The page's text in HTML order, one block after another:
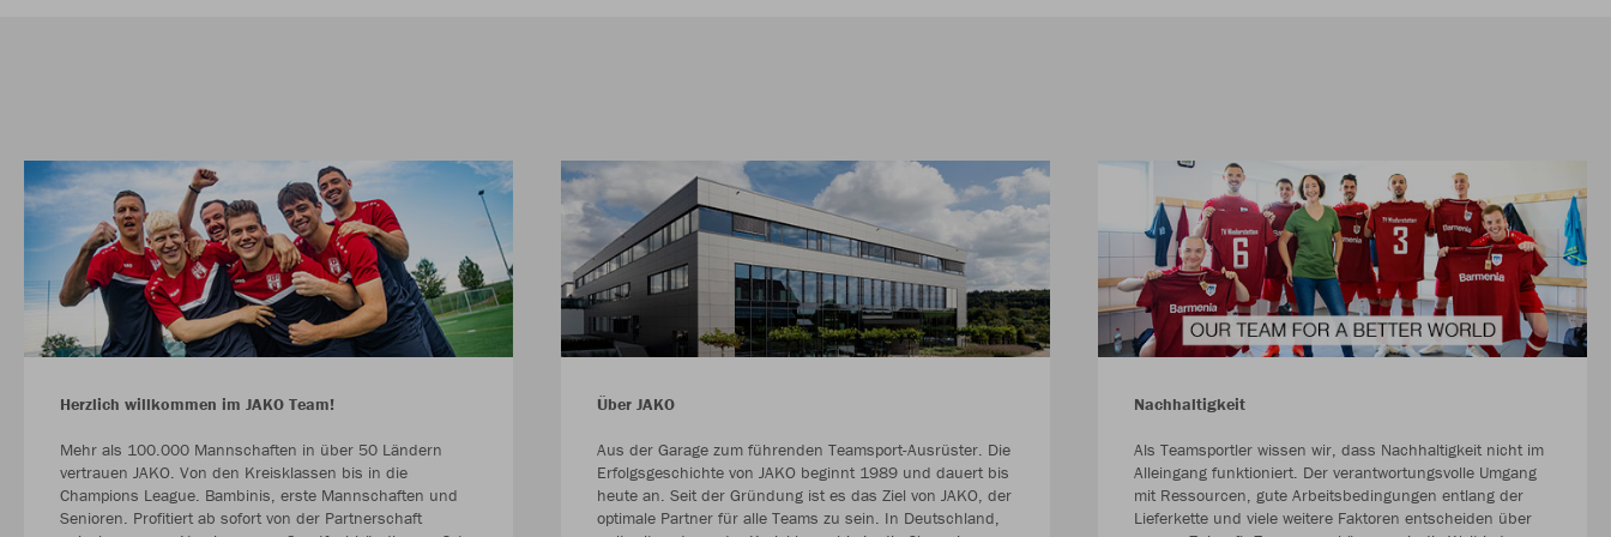
Herzlich willkommen im JAKO Team!
Mehr als 100.000 Mannschaften in über 50 Ländern
vertrauen JAKO. Von den Kreisklassen bis in die
Champions League. Bambinis, erste Mannschaften und
Senioren. Profitiert ab sofort von der Partnerschaft
Über JAKO
Aus der Garage zum führenden Teamsport-Ausrüster. Die
Erfolgsgeschichte von JAKO beginnt 1989 und dauert bis
heute an. Seit der Gründung ist es das Ziel von JAKO, der
optimale Partner für alle Teams zu sein. In Deutschland,
Nachhaltigkeit
Als Teamsportler wissen wir, dass Nachhaltigkeit nicht im
Alleingang funktioniert. Der verantwortungsvolle Umgang
mit Ressourcen, gute Arbeitsbedingungen entlang der
Lieferkette und viele weitere Faktoren entscheiden über